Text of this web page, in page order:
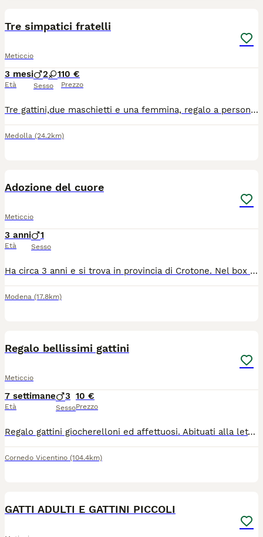
Tre simpatici fratelli
Meticcio
3 mesi
Età
2 1
Sesso
10 €
Prezzo
Tre gattini,due maschietti e una femmina, regalo a persone serie che li vogliano accudire e curare,erano 5 i fratellini sono stati felicemente adottati
Medolla (24.2km)
Adozione del cuore
Meticcio
3 anni
Età
1
Sesso
Ha circa 3 anni e si trova in provincia di Crotone. Nel box è disperato, prima era libero, aveva i suoi compagni. Ora non ha più nulla. Vive chiuso in un box senza uscite. Resta sdraiato sul cemento, a fissare il vuoto, solo, con nel cuore l'angoscia per la vita perduta. Ed essendo un cane nero ha pochissime possibilità. Si cerca per lui adozione o stallo, con un gesto di amore. Erika 3477569219
Modena (17.8km)
Regalo bellissimi gattini
Meticcio
7 settimane
Età
3
Sesso
10 €
Prezzo
Regalo gattini giocherelloni ed affettuosi. Abituati alla lettiera e a stare con i bambini. Disponibili fin da subito
Cornedo Vicentino (104.4km)
GATTI ADULTI E GATTINI PICCOLI